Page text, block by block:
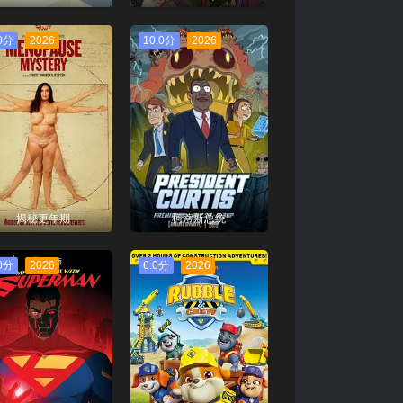
分 2026
揭秘更年期
10.0分 2026
柯蒂斯总统
分 2026 6.0分 2026